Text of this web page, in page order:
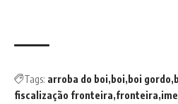
Tags: arroba do boi boi boi gordo
fiscalização fronteira fronteira